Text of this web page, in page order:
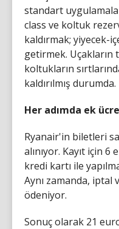
standart
class ve koltuk
kaldırmak; yiyecek-
getirmek. Uçakların
koltukların
kaldırılmış durumda.
Her adımda ek
Ryanair'in biletleri
alınıyor. Kayıt için
kredi kartı ile
Aynı zamanda,
ödeniyor.
Sonuç olarak 21